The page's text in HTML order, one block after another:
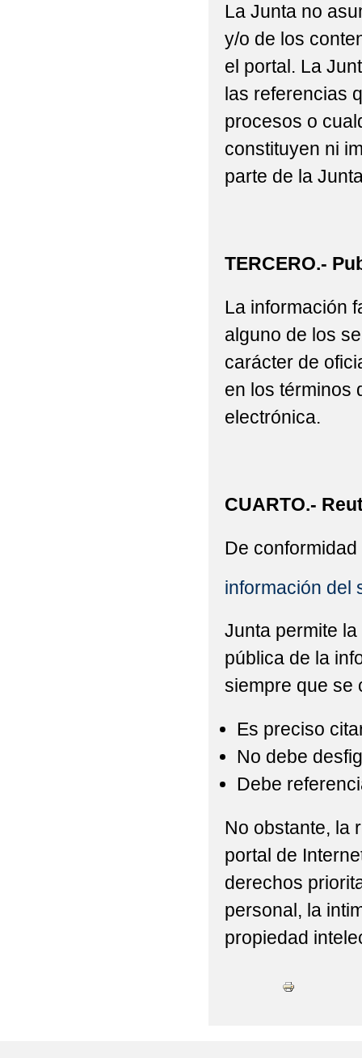
La Junta no
y/o de los
el portal. La
las referencias
procesos o
constituyen ni
parte de la
TERCERO.-
La información
alguno de los
carácter de
en los términos
electrónica.
CUARTO.-
De
información del
Junta permite
pública de la
siempre que se
Es preciso
No debe
Debe
No obstante, la
portal de
derechos
personal, la
propiedad